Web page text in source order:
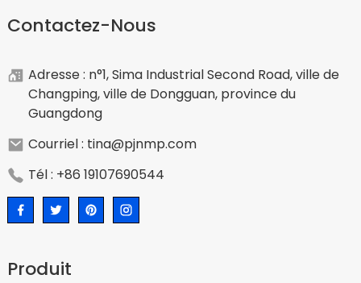
Contactez-Nous
Adresse : n°1, Sima Industrial Second Road, ville de
Changping, ville de Dongguan, province du
Guangdong
Courriel : tina@pjnmp.com
Tél : +86 19107690544
Produit